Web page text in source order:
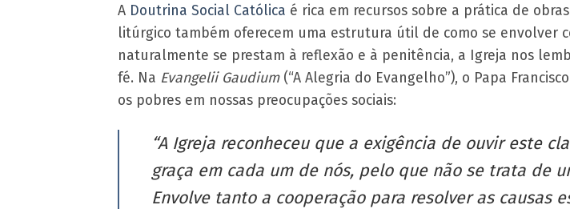
A Doutrina Social Católica é rica em recursos sobre a prática de
litúrgico também oferecem uma estrutura útil de como se envolver
naturalmente se prestam à reflexão e à penitência, a Igreja nos
fé. Na Evangelii Gaudium(“A Alegria do Evangelho”), o Papa
os pobres em nossas preocupações sociais:
“A Igreja reconheceu que a exigência de ouvir este
graça em cada um de nós, pelo que não se trata de
Envolve tanto a cooperação para resolver as causas